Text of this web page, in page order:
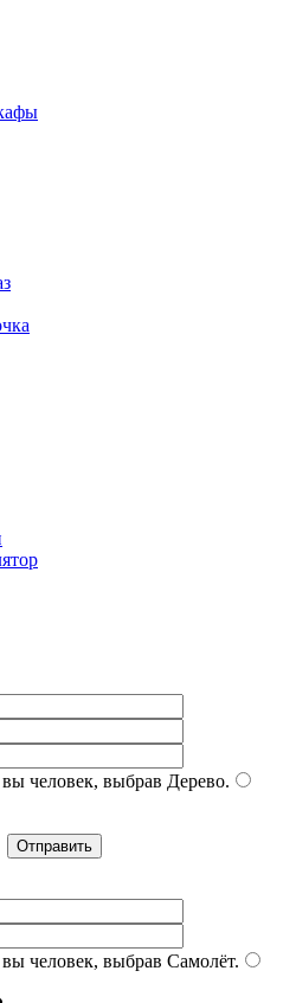
человек, выбрав Дерево.
человек, выбрав Самолёт.